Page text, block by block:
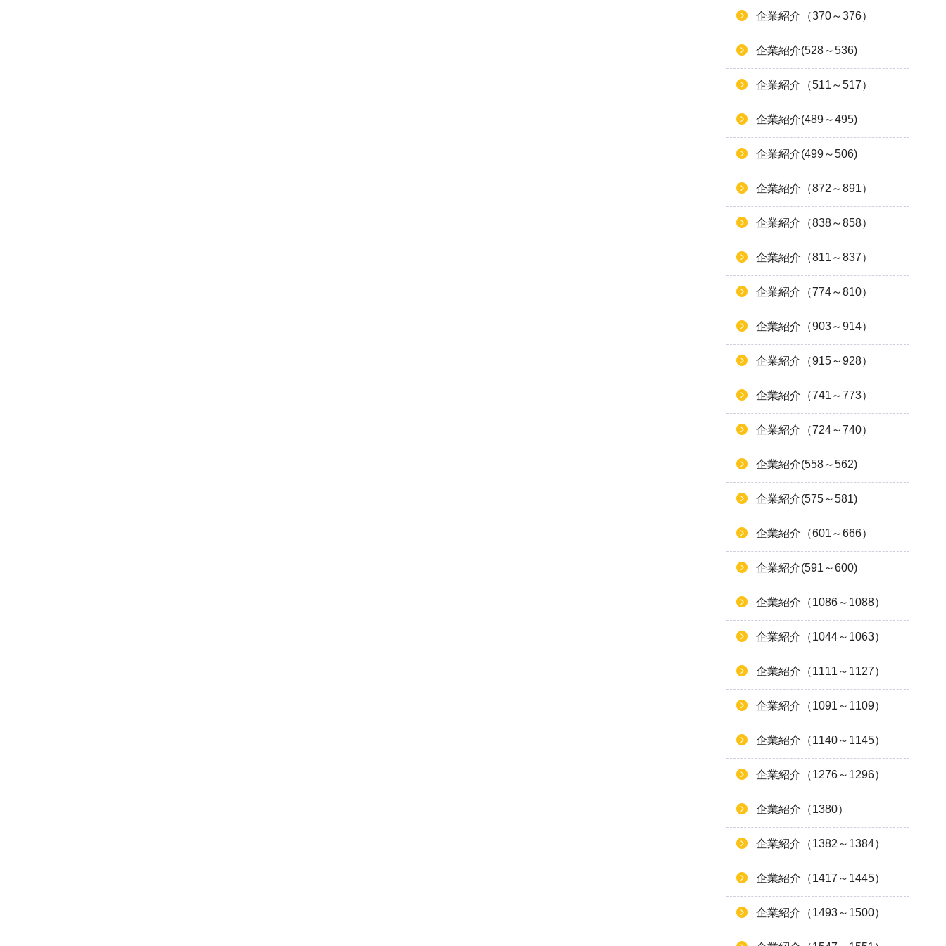
企業紹介（370～376）
企業紹介(528～536)
企業紹介（511～517）
企業紹介(489～495)
企業紹介(499～506)
企業紹介（872～891）
企業紹介（838～858）
企業紹介（811～837）
企業紹介（774～810）
企業紹介（903～914）
企業紹介（915～928）
企業紹介（741～773）
企業紹介（724～740）
企業紹介(558～562)
企業紹介(575～581)
企業紹介（601～666）
企業紹介(591～600)
企業紹介（1086～1088）
企業紹介（1044～1063）
企業紹介（1111～1127）
企業紹介（1091～1109）
企業紹介（1140～1145）
企業紹介（1276～1296）
企業紹介（1380）
企業紹介（1382～1384）
企業紹介（1417～1445）
企業紹介（1493～1500）